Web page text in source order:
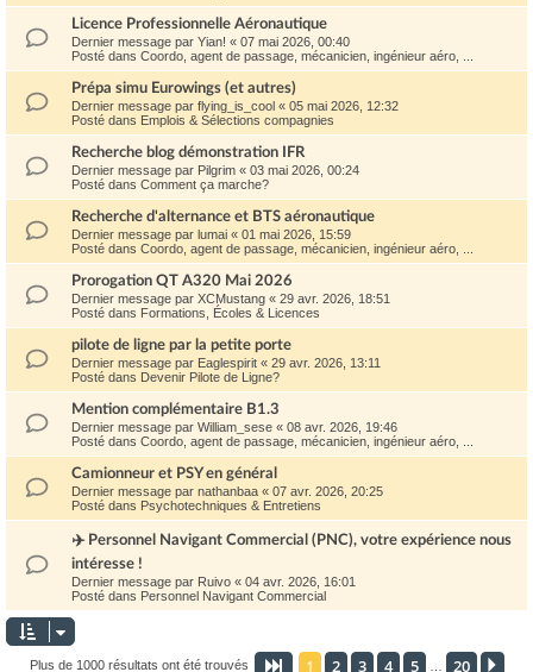
Licence Professionnelle Aéronautique
Dernier message par Yian! « 07 mai 2026, 00:40
Posté dans Coordo, agent de passage, mécanicien, ingénieur aéro, ...
Prépa simu Eurowings (et autres)
Dernier message par flying_is_cool « 05 mai 2026, 12:32
Posté dans Emplois & Sélections compagnies
Recherche blog démonstration IFR
Dernier message par Pilgrim « 03 mai 2026, 00:24
Posté dans Comment ça marche?
Recherche d'alternance et BTS aéronautique
Dernier message par lumai « 01 mai 2026, 15:59
Posté dans Coordo, agent de passage, mécanicien, ingénieur aéro, ...
Prorogation QT A320 Mai 2026
Dernier message par XCMustang « 29 avr. 2026, 18:51
Posté dans Formations, Écoles & Licences
pilote de ligne par la petite porte
Dernier message par Eaglespirit « 29 avr. 2026, 13:11
Posté dans Devenir Pilote de Ligne?
Mention complémentaire B1.3
Dernier message par William_sese « 08 avr. 2026, 19:46
Posté dans Coordo, agent de passage, mécanicien, ingénieur aéro, ...
Camionneur et PSY en général
Dernier message par nathanbaa « 07 avr. 2026, 20:25
Posté dans Psychotechniques & Entretiens
✈️ Personnel Navigant Commercial (PNC), votre expérience nous
intéresse !
Dernier message par Ruivo « 04 avr. 2026, 16:01
Posté dans Personnel Navigant Commercial
Plus de 1000 résultats ont été trouvés Page 1sur20
1 2 3 4 5 20